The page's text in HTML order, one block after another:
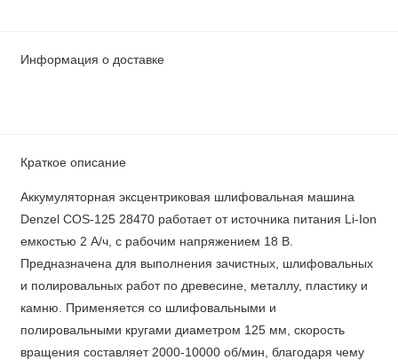
Информация о доставке
Краткое описание
Аккумуляторная эксцентриковая шлифовальная машина
Denzel COS-125 28470 работает от источника питания Li-Ion
емкостью 2 А/ч, с рабочим напряжением 18 В.
Предназначена для выполнения зачистных, шлифовальных
и полировальных работ по древесине, металлу, пластику и
камню. Применяется со шлифовальными и
полировальными кругами диаметром 125 мм, скорость
вращения составляет 2000-10000 об/мин, благодаря чему